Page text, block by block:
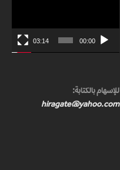
00:00
03:14
للإسهام بالكتابة:
hiragate@yahoo.com